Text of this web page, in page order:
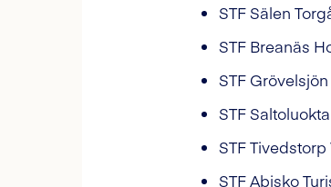
STF Sälen
STF Breanäs
STF
STF
STF
STF Abisko